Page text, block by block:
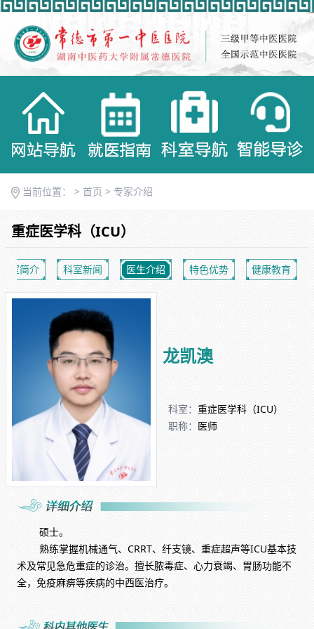
当前位置： > 首页 > 专家介绍
重症医学科（ICU）
科室简介 科室新闻 医生介绍 特色优势 健康教育
龙凯澳
科室： 重症医学科（ICU）
职称： 医师
硕士。
熟练掌握机械通气、CRRT、纤支镜、重症超声等ICU基本技
术及常见急危重症的诊治。擅长脓毒症、心力衰竭、胃肠功能不
全，免疫麻痹等疾病的中西医治疗。